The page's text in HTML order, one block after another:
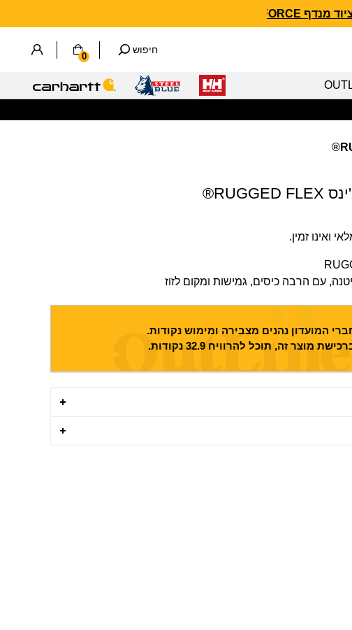
חיפוש
0
ואינו זמין.
עם הרבה כיסים, גמישות ומקום לזוז
המועדון נהנים מצבירה ומימוש נקודות.
מוצר זה, תוכל להרוויח32.9 נקודות.